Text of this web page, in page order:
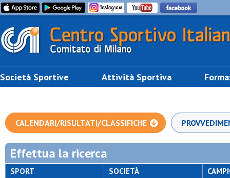
Società Sportive Attività Sportiva
CALENDARI/RISULTATI/CLASSIFICHE
Effettua la ricerca
SPORT SOCIETÀ